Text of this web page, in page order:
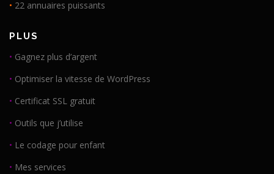
• 22 annuaires puissants
PLUS
• Gagnez plus d’argent
• Optimiser la vitesse de WordPress
• Certificat SSL gratuit
• Outils que j’utilise
• Le codage pour enfant
• Mes services